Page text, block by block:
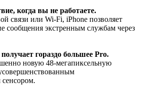
когда вы не работаете.
связи или Wi-Fi, iPhone позволяет
сообщения экстренным службам через
гораздо большее Pro.
новую 48-мегапиксельную